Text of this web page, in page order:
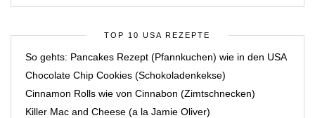
TOP 10 USA REZEPTE
So gehts: Pancakes Rezept (Pfannkuchen) wie in den USA
Chocolate Chip Cookies (Schokoladenkekse)
Cinnamon Rolls wie von Cinnabon (Zimtschnecken)
Killer Mac and Cheese (a la Jamie Oliver)